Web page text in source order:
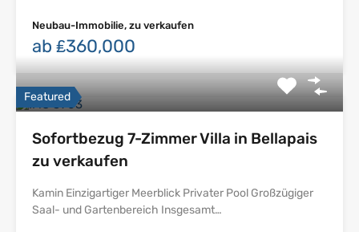
Neubau-Immobilie, zu verkaufen
ab ₤360,000
Featured
Sofortbezug 7-Zimmer Villa in Bellapais
zu verkaufen
Kamin Einzigartiger Meerblick Privater Pool Großzügiger
Saal- und Gartenbereich Insgesamt…